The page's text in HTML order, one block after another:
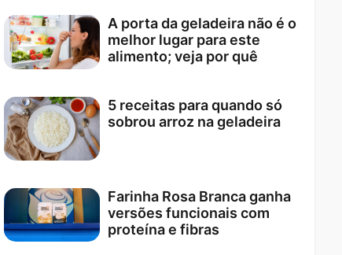
A porta da geladeira não é o
melhor lugar para este
alimento; veja por quê
5 receitas para quando só
sobrou arroz na geladeira
Farinha Rosa Branca ganha
versões funcionais com
proteína e fibras